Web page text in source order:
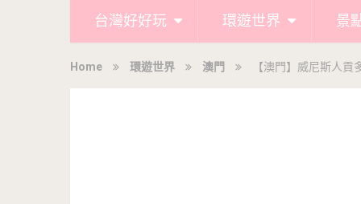
台灣好好玩 環遊世界 景
Home 環遊世界 澳門 【澳門】威尼斯人貢